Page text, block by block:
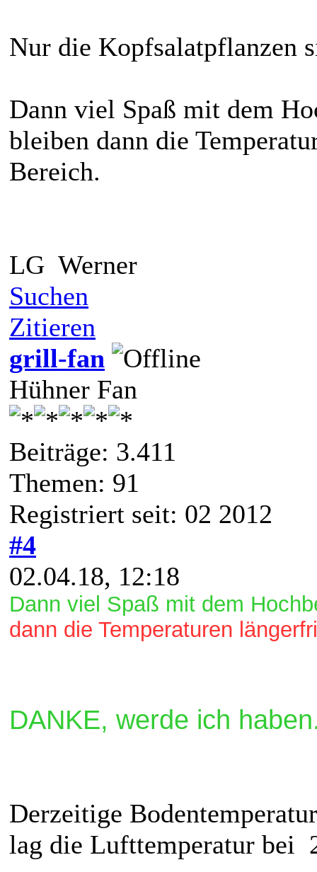
Nur die Kopfsalatpflanzen
Dann viel Spaß mit dem
bleiben dann die
Bereich.
LG Werner
Suchen
Zitieren
grill-fan
Hühner Fan
Beiträge: 3.411
Themen: 91
Registriert seit: 02 2012
#4
02.04.18, 12:18
Dann viel Spaß mit dem
dann die Temperaturen
DANKE, werde ich
Derzeitige
lag die Lufttemperatur bei